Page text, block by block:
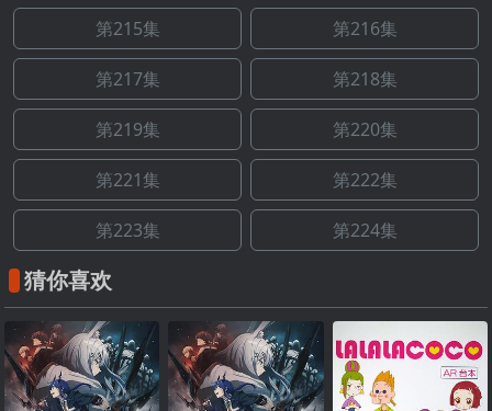
第215集 第216集
第217集 第218集
第219集 第220集
第221集 第222集
第223集 第224集
猜你喜欢